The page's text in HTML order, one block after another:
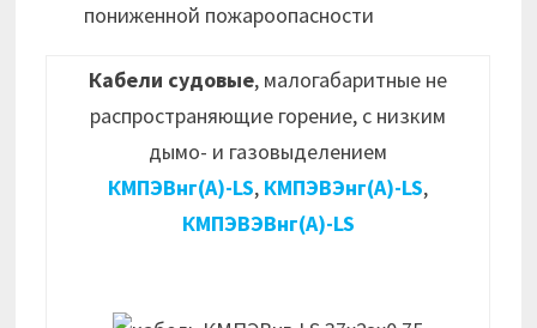
пониженной пожароопасности
Кабели судовые, малогабаритные не
распространяющие горение, с низким
дымо- и газовыделением
КМПЭВнг(А)-LS, КМПЭВЭнг(А)-LS,
КМПЭВЭВнг(А)-LS